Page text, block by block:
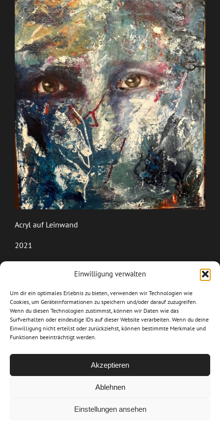
Einwilligung verwalten
Um dir ein optimales Erlebnis zu bieten, verwenden wir Technologien wie
Cookies, um Geräteinformationen zu speichern und/oder darauf zuzugreifen.
Wenn du diesen Technologien zustimmst, können wir Daten wie das
Surfverhalten oder eindeutige IDs auf dieser Website verarbeiten. Wenn du deine
Einwilligung nicht erteilst oder zurückziehst, können bestimmte Merkmale und
Funktionen beeinträchtigt werden.
Akzeptieren
Ablehnen
Einstellungen ansehen
Acryl auf Leinwand
2021
Meine Arbeiten in Covid-Zeiten. Eine äusserst
anspruchsvolle und intensive Zeit, mit
widersprüchlichen Gefühlen. Eine emotionale
Achterbahnfahrt.
2026 Chantal Bucco 22, Kremsersteig A-3508 Krusstetten |